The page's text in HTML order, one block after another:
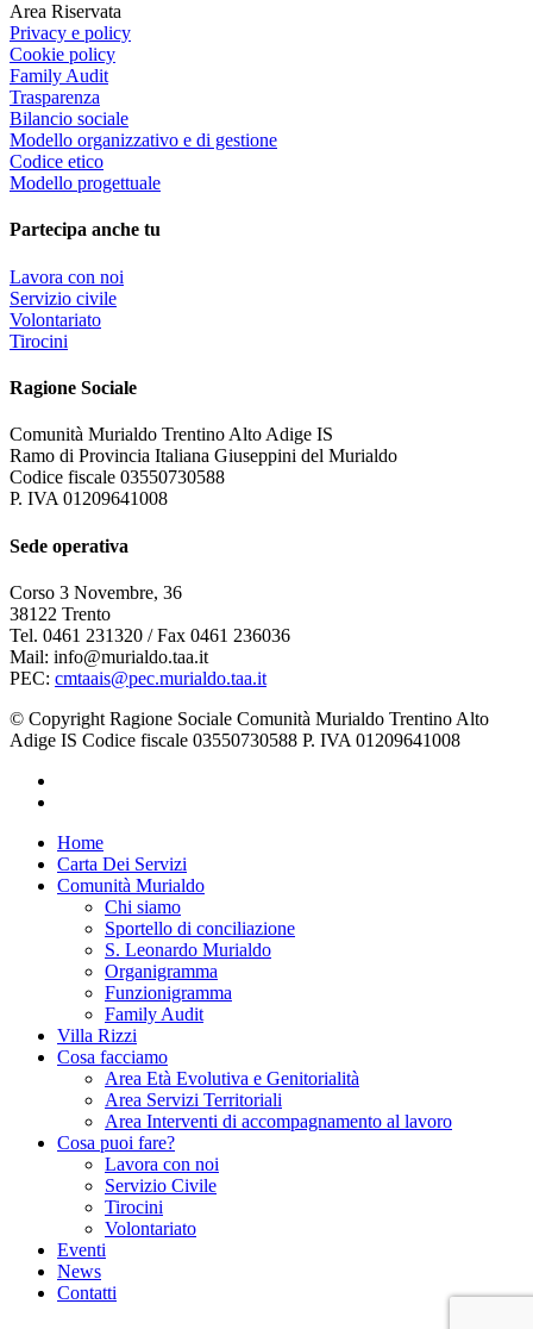
Area Riservata
Privacy e policy
Cookie policy
Family Audit
Trasparenza
Bilancio sociale
Modello organizzativo e di gestione
Codice etico
Modello progettuale
Partecipa anche tu
Lavora con noi
Servizio civile
Volontariato
Tirocini
Ragione Sociale
Comunità Murialdo Trentino Alto Adige IS
Ramo di Provincia Italiana Giuseppini del Murialdo
Codice fiscale 03550730588
P. IVA 01209641008
Sede operativa
Corso 3 Novembre, 36
38122 Trento
Tel. 0461 231320 / Fax 0461 236036
Mail: info@murialdo.taa.it
PEC: cmtaais@pec.murialdo.taa.it
© Copyright Ragione Sociale Comunità Murialdo Trentino Alto
Adige IS Codice fiscale 03550730588 P. IVA 01209641008
Close
Menu
Home
Carta Dei Servizi
Comunità Murialdo
Chi siamo
Sportello di conciliazione
S. Leonardo Murialdo
Organigramma
Funzionigramma
Family Audit
Villa Rizzi
Cosa facciamo
Area Età Evolutiva e Genitorialità
Area Servizi Territoriali
Area Interventi di accompagnamento al lavoro
Cosa puoi fare?
Lavora con noi
Servizio Civile
Tirocini
Volontariato
Eventi
News
Contatti